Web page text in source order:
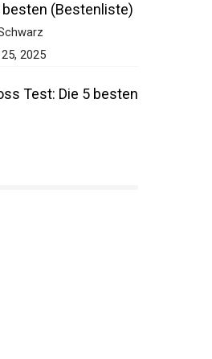
Carbon
(Bestenliste)
Test: Die 5